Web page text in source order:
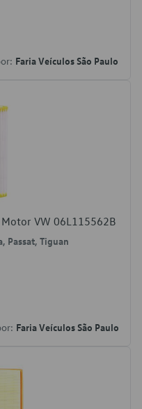
Faria Veículos São Paulo
VW 06L115562B
Passat, Tiguan
Faria Veículos São Paulo